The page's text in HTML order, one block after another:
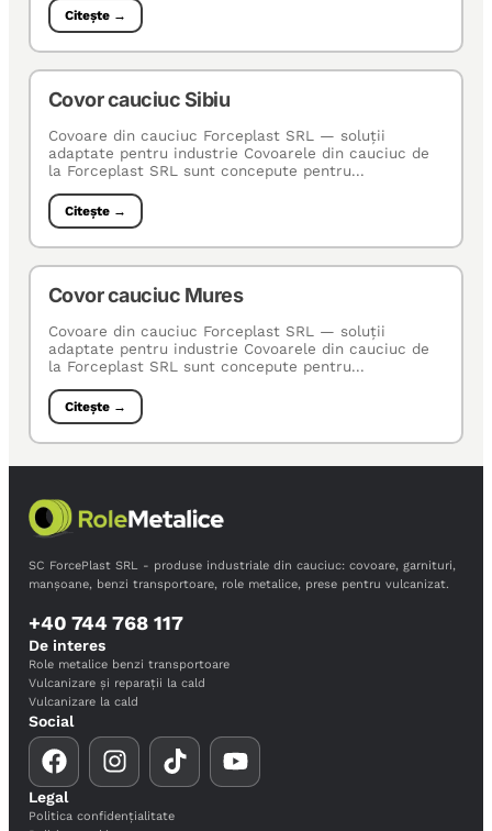
Citește →
Covor cauciuc Sibiu
Covoare din cauciuc Forceplast SRL — soluţii
adaptate pentru industrie Covoarele din cauciuc de
la Forceplast SRL sunt concepute pentru...
Citește →
Covor cauciuc Mures
Covoare din cauciuc Forceplast SRL — soluţii
adaptate pentru industrie Covoarele din cauciuc de
la Forceplast SRL sunt concepute pentru...
Citește →
SC ForcePlast SRL - produse industriale din cauciuc: covoare, garnituri,
manșoane, benzi transportoare, role metalice, prese pentru vulcanizat.
+40 744 768 117
De interes
Role metalice benzi transportoare
Vulcanizare și reparații la cald
Vulcanizare la cald
Social
Legal
Politica confidențialitate